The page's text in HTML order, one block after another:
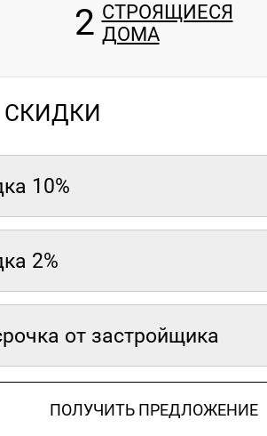
2 СТРОЯЩИЕСЯ
ДОМА
10%
2%
от застройщика
ПОЛУЧИТЬ ПРЕДЛОЖЕНИЕ